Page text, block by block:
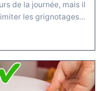
de la journée, mais il
les grignotages…